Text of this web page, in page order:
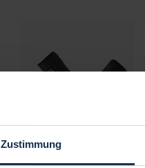
Zustimmung